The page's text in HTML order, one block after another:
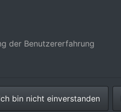
der Benutzererfahrung
bin nicht einverstanden